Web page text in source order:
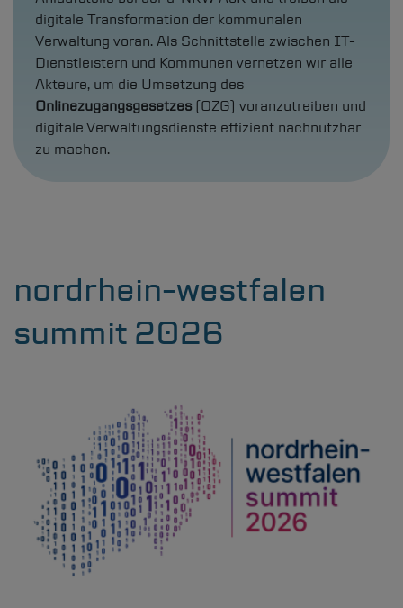
digitale Transformation der kommunalen
Verwaltung voran. Als Schnittstelle zwischen IT-
Dienstleistern und Kommunen vernetzen wir alle
Akteure, um die Umsetzung des
Onlinezugangsgesetzes (OZG) voranzutreiben und
digitale Verwaltungsdienste effizient nachnutzbar
zu machen.
nordrhein-westfalen
summit 2026